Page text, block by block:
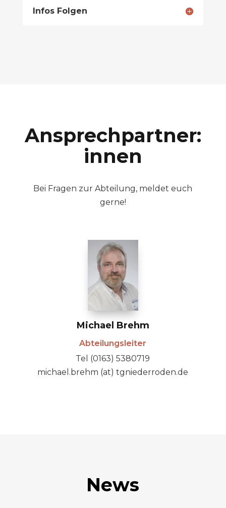
Infos Folgen
Ansprechpartner:
innen
Bei Fragen zur Abteilung, meldet euch
gerne!
Michael Brehm
Abteilungsleiter
Tel (0163) 5380719
michael.brehm (at) tgniederroden.de
News